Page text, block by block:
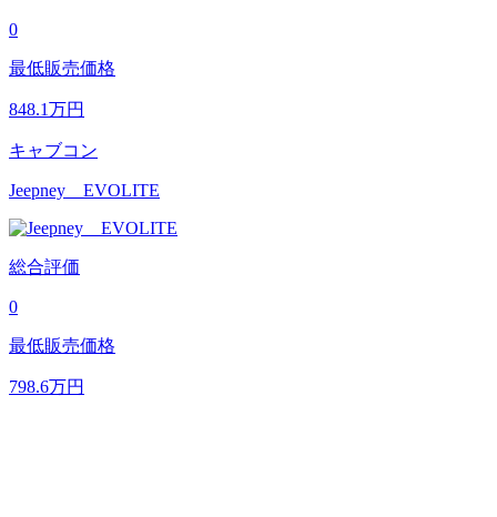
0
最低販売価格
848.1万円
キャブコン
Jeepney EVOLITE
総合評価
0
最低販売価格
798.6万円